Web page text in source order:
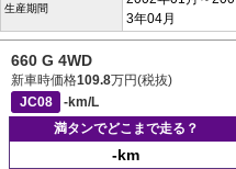
生産期間
3年04月
660 G 4WD
新車時価格109.8万円(税抜)
JC08
-km/L
満タンでどこまで走る？
-km